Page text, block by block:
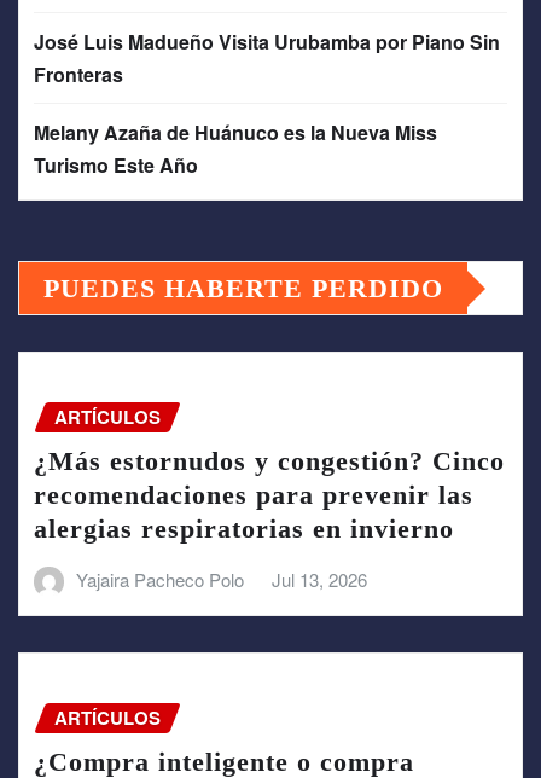
José Luis Madueño Visita Urubamba por Piano Sin
Fronteras
Melany Azaña de Huánuco es la Nueva Miss
Turismo Este Año
PUEDES HABERTE PERDIDO
ARTÍCULOS
¿Más estornudos y congestión? Cinco
recomendaciones para prevenir las
alergias respiratorias en invierno
Yajaira Pacheco Polo Jul 13, 2026
ARTÍCULOS
¿Compra inteligente o compra